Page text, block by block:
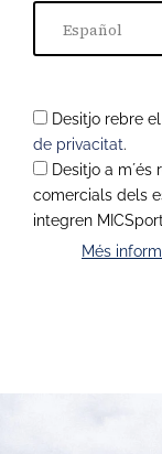
Desitjo rebre
de privacitat.
Desitjo a
comercials dels
integren
Més